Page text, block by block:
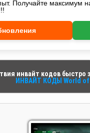
Получайте максимум
инвайт кодов быстро
ИНВАЙТ КОДЫ World